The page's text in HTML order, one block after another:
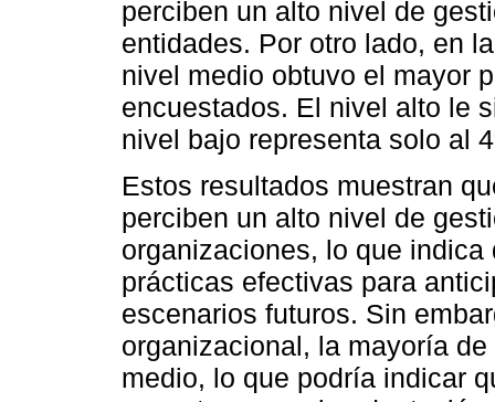
perciben un alto nivel de
entidades. Por otro lado, en
nivel medio obtuvo el mayor
encuestados. El nivel alto le
nivel bajo representa solo al
Estos resultados muestran
perciben un alto nivel de
organizaciones, lo que
prácticas efectivas para
escenarios futuros. Sin
organizacional, la mayoría
medio, lo que podría indicar